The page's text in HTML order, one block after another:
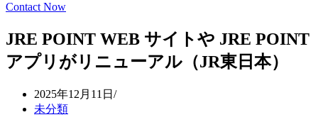
Contact Now
JRE POINT WEB サイトや JRE POINT
アプリがリニューアル（JR東日本）
2025年12月11日
未分類